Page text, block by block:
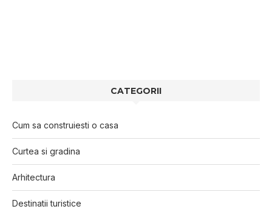
CATEGORII
Cum sa construiesti o casa
Curtea si gradina
Arhitectura
Destinatii turistice